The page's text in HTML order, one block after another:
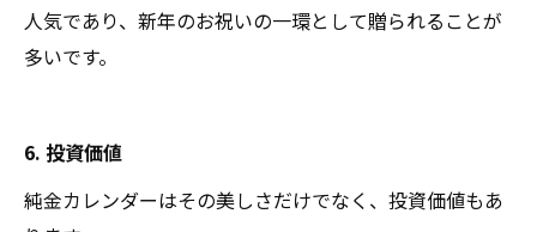
人気であり、新年のお祝いの一環として贈られることが
多いです。
6. 投資価値
純金カレンダーはその美しさだけでなく、投資価値もあ